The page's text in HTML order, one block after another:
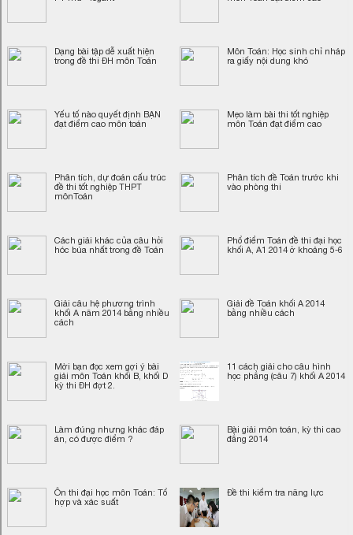
Dạng bài tập dễ xuất hiện
trong đề thi ĐH môn Toán
Môn Toán: Học sinh chỉ nháp
ra giấy nội dung khó
Yếu tố nào quyết định BẠN
đạt điểm cao môn toán
Mẹo làm bài thi tốt nghiệp
môn Toán đạt điểm cao
Phân tích, dự đoán cấu trúc
đề thi tốt nghiệp THPT
mônToán
Phân tích đề Toán trước khi
vào phòng thi
Cách giải khác của câu hỏi
hóc búa nhất trong đề Toán
Phổ điểm Toán đề thi đại học
khối A, A1 2014 ở khoảng 5-6
Giải câu hệ phương trình
khối A năm 2014 bằng nhiều
cách
Giải đề Toán khối A 2014
bằng nhiều cách
Mời bạn đọc xem gợi ý bài
giải môn Toán khối B, khối D
kỳ thi ĐH đợt 2.
11 cách giải cho câu hình
học phẳng (câu 7) khối A 2014
Làm đúng nhưng khác đáp
án, có được điểm ?
Bài giải môn toán, kỳ thi cao
đẳng 2014
Ôn thi đại học môn Toán: Tổ
hợp và xác suất
Đề thi kiểm tra năng lực